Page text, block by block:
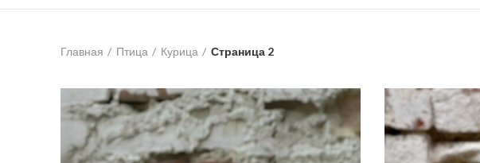
Главная Птица Курица Страница 2